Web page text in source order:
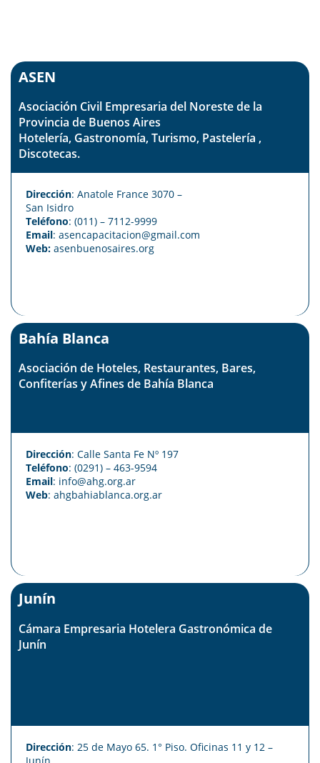
ASEN
Asociación Civil Empresaria del Noreste de la
Provincia de Buenos Aires
Hotelería, Gastronomía, Turismo, Pastelería ,
Discotecas.
Dirección: Anatole France 3070 –
San Isidro
Teléfono: (011) – 7112-9999
Email: asencapacitacion@gmail.com
Web: asenbuenosaires.org
Bahía Blanca
Asociación de Hoteles, Restaurantes, Bares,
Confiterías y Afines de Bahía Blanca
Dirección: Calle Santa Fe Nº 197
Teléfono: (0291) – 463-9594
Email: info@ahg.org.ar
Web: ahgbahiablanca.org.ar
Junín
Cámara Empresaria Hotelera Gastronómica de
Junín
Dirección: 25 de Mayo 65. 1° Piso. Oficinas 11 y 12 –